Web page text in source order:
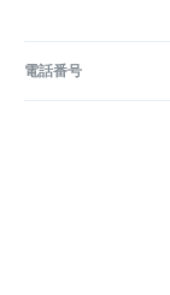
電話番号